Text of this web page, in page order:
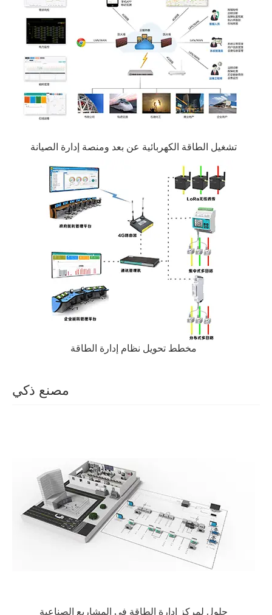
تشغيل الطاقة الكهربائية عن بعد ومنصة إدارة الصيانة
مخطط تحويل نظام إدارة الطاقة
مصنع ذكي
حلول لمركز إدارة الطاقة في المشاريع الصناعية